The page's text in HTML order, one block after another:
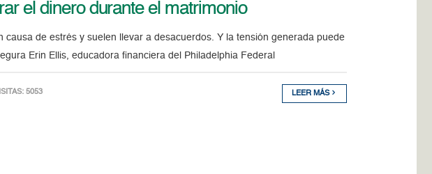
el dinero durante el matrimonio
causa de estrés y suelen llevar a desacuerdos. Y la tensión generada puede
Erin Ellis, educadora financiera del Philadelphia Federal
5053 LEER MÁS